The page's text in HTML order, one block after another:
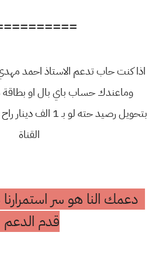
اذا كنت حاب تدعم الاستاذ احمد
وماعندك حساب باي بال او بطاقة
بتحويل رصيد حته لو
القناة
دعمك النا هو سر
قدم الدعم